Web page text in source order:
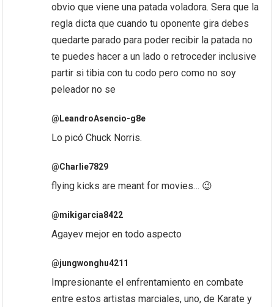
obvio que viene una patada voladora. Sera que la
regla dicta que cuando tu oponente gira debes
quedarte parado para poder recibir la patada no
te puedes hacer a un lado o retroceder inclusive
partir si tibia con tu codo pero como no soy
peleador no se
@LeandroAsencio-g8e
Lo picó Chuck Norris.
@Charlie7829
flying kicks are meant for movies… 😉
@mikigarcia8422
Agayev mejor en todo aspecto
@jungwonghu4211
Impresionante el enfrentamiento en combate
entre estos artistas marciales, uno, de Karate y